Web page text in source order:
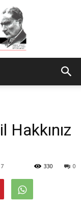
Hakkınız
0
330